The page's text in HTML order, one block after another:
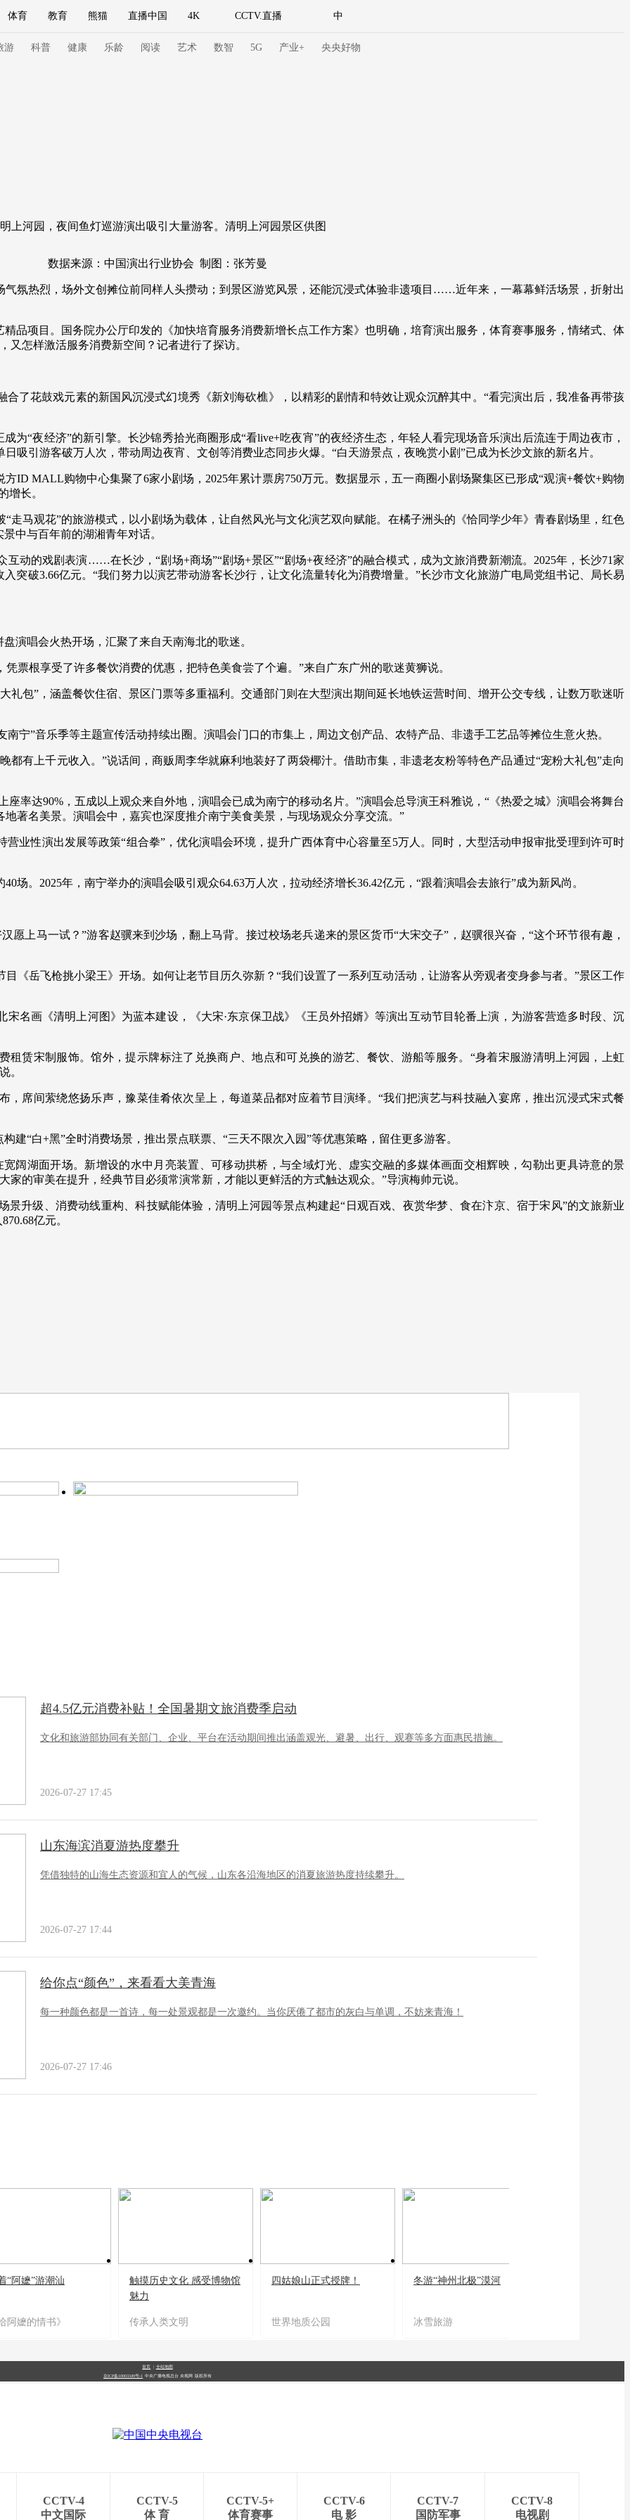
体育 教育 熊猫 直播中国 4K CCTV.直播 中
妙语 热解读 天天学习
持人 下载央视影音
游 科普 健康 乐龄 阅读 艺术 数智 5G 产业+ 央央好物
道 VR/AR 4K专区 全景新闻
央博 非遗 文化 旅游 科普 健康 乐龄 阅读 艺术 汽车 数智 5G 产业+
热播榜 总台企业白名单
上河园，夜间鱼灯巡游演出吸引大量游客。清明上河园景区供图
数据来源：中国演出行业协会 制图：张芳曼
氛热烈，场外文创摊位前同样人头攒动；到景区游览风景，还能沉浸式体验非遗项目……近年来，一幕幕鲜活场景，折射出
品项目。国务院办公厅印发的《加快培育服务消费新增长点工作方案》也明确，培育演出服务，体育赛事服务，情绪式、体
又怎样激活服务消费新空间？记者进行了探访。
了花鼓戏元素的新国风沉浸式幻境秀《新刘海砍樵》，以精彩的剧情和特效让观众沉醉其中。“看完演出后，我准备再带孩
为“夜经济”的新引擎。长沙锦秀拾光商圈形成“看live+吃夜宵”的夜经济生态，年轻人看完现场音乐演出后流连于周边夜市，
吸引游客破万人次，带动周边夜宵、文创等消费业态同步火爆。“白天游景点，夜晚赏小剧”已成为长沙文旅的新名片。
ID MALL购物中心集聚了6家小剧场，2025年累计票房750万元。数据显示，五一商圈小剧场聚集区已形成“观演+餐饮+购物
增长。
走马观花”的旅游模式，以小剧场为载体，让自然风光与文化演艺双向赋能。在橘子洲头的《恰同学少年》青春剧场里，红色
中与百年前的湖湘青年对话。
动的戏剧表演……在长沙，“剧场+商场”“剧场+景区”“剧场+夜经济”的融合模式，成为文旅消费新潮流。2025年，长沙71家
突破3.66亿元。“我们努力以演艺带动游客长沙行，让文化流量转化为消费增量。”长沙市文化旅游广电局党组书记、局长易
演唱会火热开场，汇聚了来自天南海北的歌迷。
票根享受了许多餐饮消费的优惠，把特色美食尝了个遍。”来自广东广州的歌迷黄狮说。
礼包”，涵盖餐饮住宿、景区门票等多重福利。交通部门则在大型演出期间延长地铁运营时间、增开公交专线，让数万歌迷听
南宁”音乐季等主题宣传活动持续出圈。演唱会门口的市集上，周边文创产品、农特产品、非遗手工艺品等摊位生意火热。
都有上千元收入。”说话间，商贩周李华就麻利地装好了两袋椰汁。借助市集，非遗老友粉等特色产品通过“宠粉大礼包”走向
座率达90%，五成以上观众来自外地，演唱会已成为南宁的移动名片。”演唱会总导演王科雅说，“《热爱之城》演唱会将舞台
著名美景。演唱会中，嘉宾也深度推介南宁美食美景，与现场观众分享交流。”
业性演出发展等政策“组合拳”，优化演唱会环境，提升广西体育中心容量至5万人。同时，大型活动申报审批受理到许可时
场。2025年，南宁举办的演唱会吸引观众64.63万人次，拉动经济增长36.42亿元，“跟着演唱会去旅行”成为新风尚。
愿上马一试？”游客赵骥来到沙场，翻上马背。接过校场老兵递来的景区货币“大宋交子”，赵骥很兴奋，“这个环节很有趣，
《岳飞枪挑小梁王》开场。如何让老节目历久弥新？“我们设置了一系列互动活动，让游客从旁观者变身参与者。”景区工作
名画《清明上河图》为蓝本建设，《大宋·东京保卫战》《王员外招婿》等演出互动节目轮番上演，为游客营造多时段、沉
租赁宋制服饰。馆外，提示牌标注了兑换商户、地点和可兑换的游艺、餐饮、游船等服务。“身着宋服游清明上河园，上虹
。
，席间萦绕悠扬乐声，豫菜佳肴依次呈上，每道菜品都对应着节目演绎。“我们把演艺与科技融入宴席，推出沉浸式宋式餐
建“白+黑”全时消费场景，推出景点联票、“三天不限次入园”等优惠策略，留住更多游客。
阔湖面开场。新增设的水中月亮装置、可移动拱桥，与全域灯光、虚实交融的多媒体画面交相辉映，勾勒出更具诗意的景
的审美在提升，经典节目必须常演常新，才能以更鲜活的方式触达观众。”导演梅帅元说。
升级、消费动线重构、科技赋能体验，清明上河园等景点构建起“日观百戏、夜赏华梦、食在汴京、宿于宋风”的文旅新业
亿元。
超4.5亿元消费补贴！全国暑期文旅消费季启动
文化和旅游部协同有关部门、企业、平台在活动期间推出涵盖观光、避暑、出行、观赛等多方面惠民措施。
2026-07-27 17:45
山东海滨消夏游热度攀升
凭借独特的山海生态资源和宜人的气候，山东各沿海地区的消夏旅游热度持续攀升。
2026-07-27 17:44
给你点“颜色”，来看看大美青海
每一种颜色都是一首诗，每一处景观都是一次邀约。当你厌倦了都市的灰白与单调，不妨来青海！
2026-07-27 17:46
“阿嬷”游潮汕
阿嬷的情书》
触摸历史文化 感受博物馆
魅力
传承人类文明
四姑娘山正式授牌！
世界地质公园
冬游“神州北极”漠河
冰雪旅游
首页 全站地图
京ICP备10003349号-1 中央广播电视总台 央视网 版权所有
CCTV-4
中文国际
CCTV-5
体 育
CCTV-5+
体育赛事
CCTV-6
电 影
CCTV-7
国防军事
CCTV-8
电视剧